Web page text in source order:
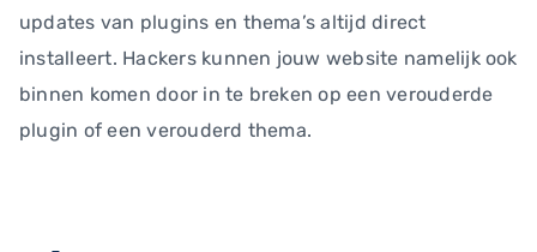
updates van plugins en thema’s altijd direct
installeert. Hackers kunnen jouw website namelijk ook
binnen komen door in te breken op een verouderde
plugin of een verouderd thema.